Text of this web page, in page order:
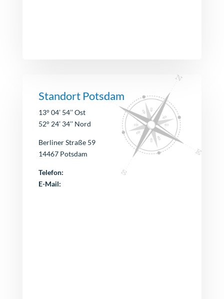
Standort Potsdam
13° 04’ 54’’ Ost
52° 24’ 34’’ Nord
Berliner Straße 59
14467 Potsdam
Telefon:
E-Mail: